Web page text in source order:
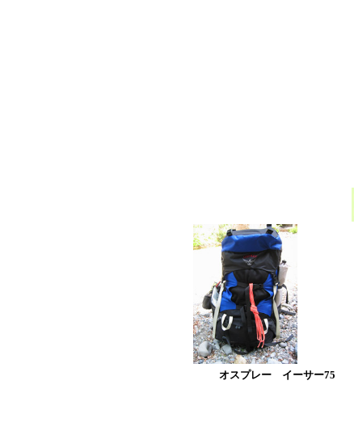
オスプレー イーサー75